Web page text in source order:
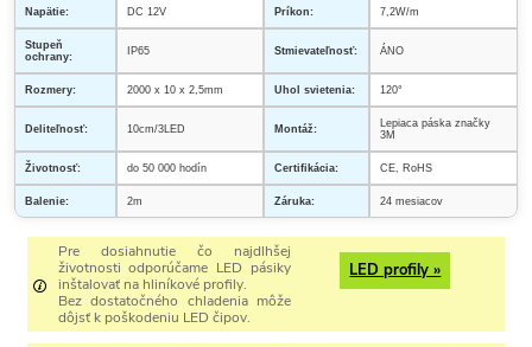
Napätie: DC 12V Príkon: 7,2W/m
Stupeň
ochrany:
IP65 Stmievateľnosť: ÁNO
Rozmery: 2000 x 10 x 2,5mm Uhol svietenia: 120°
Deliteľnosť: 10cm/3LED Montáž:
Lepiaca páska značky
3M
Životnosť: do 50 000 hodín Certifikácia: CE, RoHS
Balenie: 2m Záruka: 24 mesiacov
Pre dosiahnutie čo najdlhšej
životnosti odporúčame LED pásiky
inštalovať na hliníkové profily.
Bez dostatočného chladenia môže
dôjsť k poškodeniu LED čipov.
LED profily »